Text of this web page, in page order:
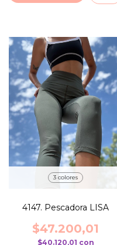
3 colores
4147. Pescadora LISA
$47.200,01
$40.120,01 con